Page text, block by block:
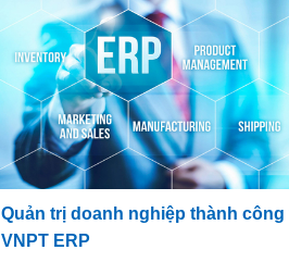
Quản trị doanh nghiệp thành
VNPT ERP